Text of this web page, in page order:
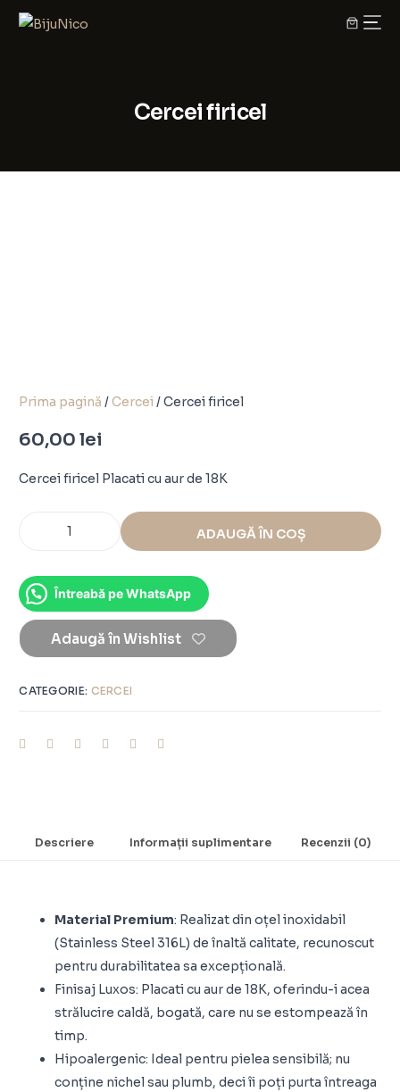
Cercei firicel
Prima pagină /Cercei / Cercei firicel
60,00lei
Cercei firicel Placati cu aur de 18K
ADAUGĂ ÎN COȘ
Întreabă pe WhatsApp
Adaugă în Wishlist
CATEGORIE: CERCEI
Descriere Informații suplimentare Recenzii (0)
Material Premium: Realizat din oțel inoxidabil
(Stainless Steel 316L) de înaltă calitate, recunoscut
pentru durabilitatea sa excepțională.
Finisaj Luxos: Placati cu aur de 18K, oferindu-i acea
strălucire caldă, bogată, care nu se estompează în
timp.
Hipoalergenic: Ideal pentru pielea sensibilă; nu
conține nichel sau plumb, deci îi poți purta întreaga